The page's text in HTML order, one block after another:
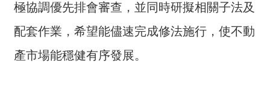
極協調優先排會審查，並同時研擬相關子法及
配套作業，希望能儘速完成修法施行，使不動
產市場能穩健有序發展。